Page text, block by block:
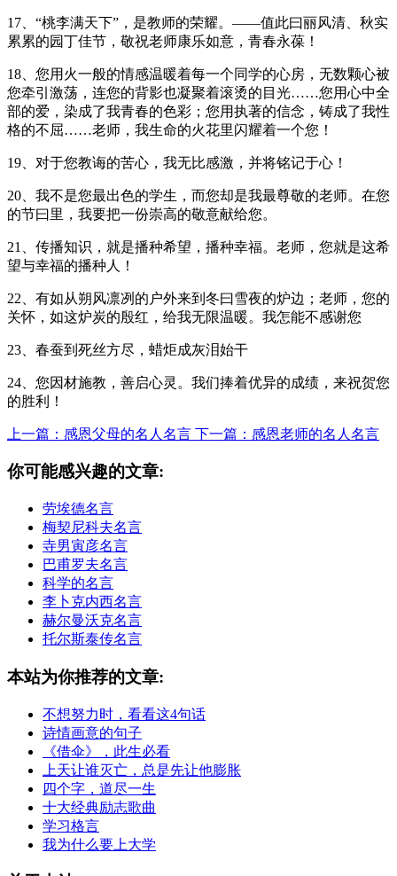
17、“桃李满天下”，是教师的荣耀。——值此曰丽风清、秋实
累累的园丁佳节，敬祝老师康乐如意，青春永葆！
18、您用火一般的情感温暖着每一个同学的心房，无数颗心被
您牵引激荡，连您的背影也凝聚着滚烫的目光……您用心中全
部的爱，染成了我青春的色彩；您用执著的信念，铸成了我性
格的不屈……老师，我生命的火花里闪耀着一个您！
19、对于您教诲的苦心，我无比感激，并将铭记于心！
20、我不是您最出色的学生，而您却是我最尊敬的老师。在您
的节曰里，我要把一份崇高的敬意献给您。
21、传播知识，就是播种希望，播种幸福。老师，您就是这希
望与幸福的播种人！
22、有如从朔风凛冽的户外来到冬曰雪夜的炉边；老师，您的
关怀，如这炉炭的殷红，给我无限温暖。我怎能不感谢您
23、春蚕到死丝方尽，蜡炬成灰泪始干
24、您因材施教，善启心灵。我们捧着优异的成绩，来祝贺您
的胜利！
上一篇：感恩父母的名人名言 下一篇：感恩老师的名人名言
你可能感兴趣的文章:
劳埃德名言
梅契尼科夫名言
寺男寅彦名言
巴甫罗夫名言
科学的名言
李卜克内西名言
赫尔曼沃克名言
托尔斯泰传名言
本站为你推荐的文章:
不想努力时，看看这4句话
诗情画意的句子
《借伞》，此生必看
上天让谁灭亡，总是先让他膨胀
四个字，道尽一生
十大经典励志歌曲
学习格言
我为什么要上大学